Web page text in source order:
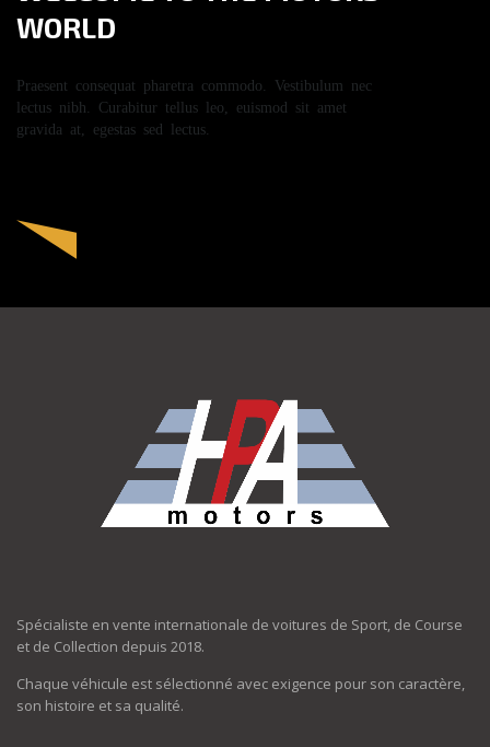
WORLD
Praesent consequat pharetra commodo. Vestibulum nec
lectus nibh. Curabitur tellus leo, euismod sit amet
gravida at, egestas sed lectus.
Spécialiste en vente internationale de voitures de Sport, de Course
et de Collection depuis 2018.
Chaque véhicule est sélectionné avec exigence pour son caractère,
son histoire et sa qualité.